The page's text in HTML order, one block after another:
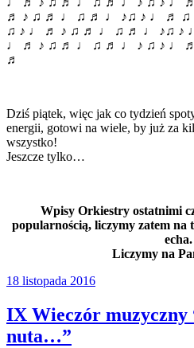
♬ ♪ ♫ ♬ ♩ ♫ ♬ ♩ ♪♫ ♪ ♩ ♬
♫ ♪ ♩ ♬ ♪ ♫ ♬ ♩ ♫ ♬ ♩ ♪♫ ♪
♩ ♬ ♪ ♫ ♬ ♩ ♫ ♬ ♩ ♪ ♫ ♪ ♩
♬
Dziś piątek, więc jak co tydzień
energii, gotowi na wiele, by już za
wszystko!
Jeszcze tylko…
Wpisy Orkiestry ostatnimi
popularnością, liczymy zatem na
echa.
Liczymy na
18 listopada 2016
IX Wieczór muzyczny
nuta…”